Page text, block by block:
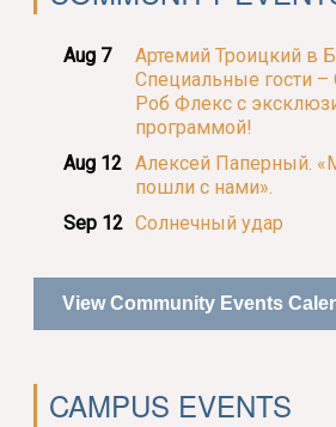
Aug 7
Артемий Троицкий в
Специальные гости –
Роб Флекс с
программой!
Aug 12 Алексей Паперный.
пошли с нами».
Sep 12 Солнечный удар
View Community Events
CAMPUS EVENTS